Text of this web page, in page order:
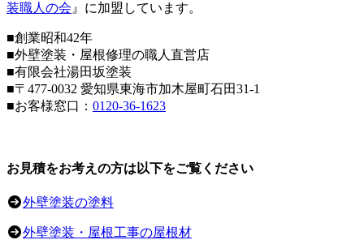
装職人の会』に加盟しています。
■創業昭和42年
■外壁塗装・屋根修理の職人直営店
■有限会社湯田坂塗装
■〒 477-0032 愛知県東海市加木屋町石田31-1
■お客様窓口： 0120-36-1623
お見積をお考えの方は以下をご覧ください
外壁塗装の塗料
外壁塗装・屋根工事の屋根材